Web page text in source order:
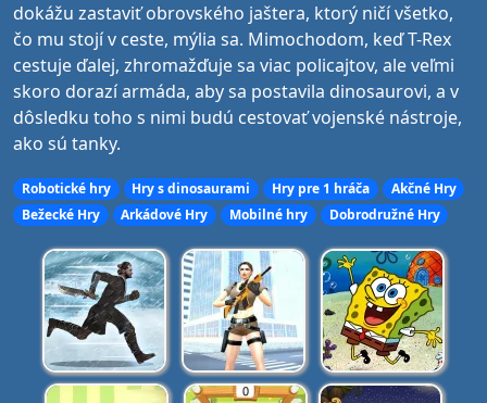
dokážu zastaviť obrovského jaštera, ktorý ničí všetko,
čo mu stojí v ceste, mýlia sa. Mimochodom, keď T-Rex
cestuje ďalej, zhromažďuje sa viac policajtov, ale veľmi
skoro dorazí armáda, aby sa postavila dinosaurovi, a v
dôsledku toho s nimi budú cestovať vojenské nástroje,
ako sú tanky.
Robotické hry Hry s dinosaurami Hry pre 1 hráča
Akčné Hry
Bežecké Hry
Arkádové Hry Mobilné hry Dobrodružné Hry